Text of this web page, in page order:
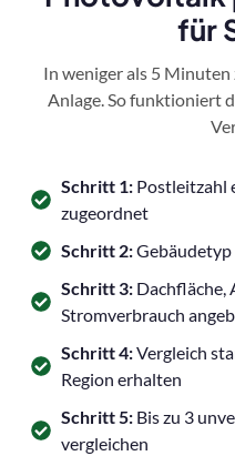
für
In weniger als 5
Anlage. So funktioniert
Schritt 1: Postleitzahl
zugeordnet
Schritt 2:
Schritt 3: Dachfläche,
Stromverbrauch
Schritt 4:Vergleich
Region erhalten
Schritt 5: Bis zu 3
vergleichen